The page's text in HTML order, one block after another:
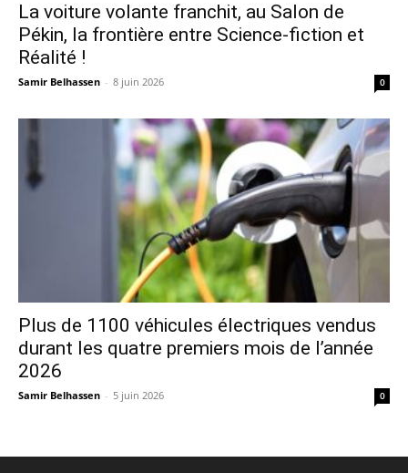
La voiture volante franchit, au Salon de
Pékin, la frontière entre Science-fiction et
Réalité !
Samir Belhassen - 8 juin 2026 0
Plus de 1100 véhicules électriques vendus
durant les quatre premiers mois de l’année
2026
Samir Belhassen - 5 juin 2026 0